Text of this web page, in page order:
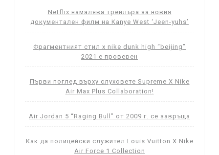
Netflix намалява трейлъра за новия
документален филм на Kanye West ‘Jeen-yuhs’
Фрагментният стил x nike dunk high “beijing”
2021 е проверен
Първи поглед върху слуховете Supreme X Nike
Air Max Plus Collaboration!
Air Jordan 5 “Raging Bull” от 2009 г. се завръща
Как да полицейски служител Louis Vuitton X Nike
Air Force 1 Collection